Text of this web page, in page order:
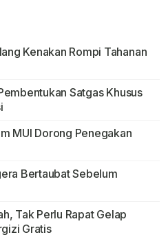
Kenakan Rompi Tahanan
Satgas Khusus
MUI Dorong Penegakan
Bertaubat Sebelum
Tak Perlu Rapat Gelap
Gratis